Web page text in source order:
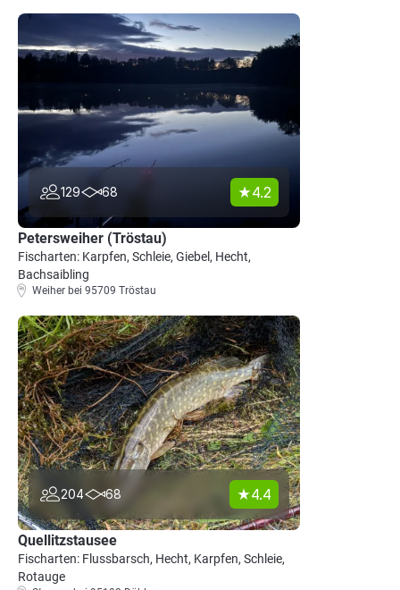
129 68 4.2
Petersweiher (Tröstau)
Fischarten: Karpfen, Schleie, Giebel, Hecht,
Bachsaibling
Weiher bei 95709 Tröstau
204 68 4.4
Quellitzstausee
Fischarten: Flussbarsch, Hecht, Karpfen, Schleie,
Rotauge